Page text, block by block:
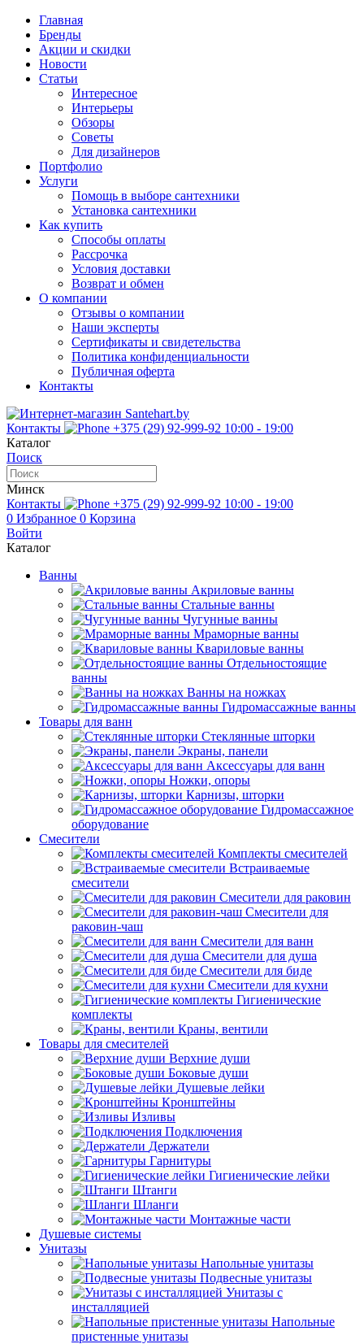
Главная
Бренды
Акции и скидки
Новости
Статьи
Интересное
Интерьеры
Обзоры
Советы
Для дизайнеров
Портфолио
Услуги
Помощь в выборе сантехники
Установка сантехники
Как купить
Способы оплаты
Рассрочка
Условия доставки
Возврат и обмен
О компании
Отзывы о компании
Наши эксперты
Сертификаты и свидетельства
Политика конфиденциальности
Публичная оферта
Контакты
Контакты +375 (29) 92-999-92 10:00 - 19:00
Каталог
Поиск
Минск
Контакты
+375 (29) 92-999-92 10:00 - 19:00
0 Избранное 0 Корзина
Войти
Каталог
Ванны
Акриловые ванны
Стальные ванны
Чугунные ванны
Мраморные ванны
Квариловые ванны
Отдельностоящие
ванны
Ванны на ножках
Гидромассажные ванны
Товары для ванн
Стеклянные шторки
Экраны, панели
Аксессуары для ванн
Ножки, опоры
Карнизы, шторки
Гидромассажное
оборудование
Смесители
Комплекты смесителей
Встраиваемые
смесители
Смесители для раковин
Смесители для
раковин-чаш
Смесители для ванн
Смесители для душа
Смесители для биде
Смесители для кухни
Гигиенические
комплекты
Краны, вентили
Товары для смесителей
Верхние души
Боковые души
Душевые лейки
Кронштейны
Изливы
Подключения
Держатели
Гарнитуры
Гигиенические лейки
Штанги
Шланги
Монтажные части
Душевые системы
Унитазы
Напольные унитазы
Подвесные унитазы
Унитазы с
инсталляцией
Напольные
пристенные унитазы